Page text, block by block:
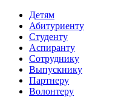
Детям
Абитуриенту
Студенту
Аспиранту
Сотруднику
Выпускнику
Партнеру
Волонтеру